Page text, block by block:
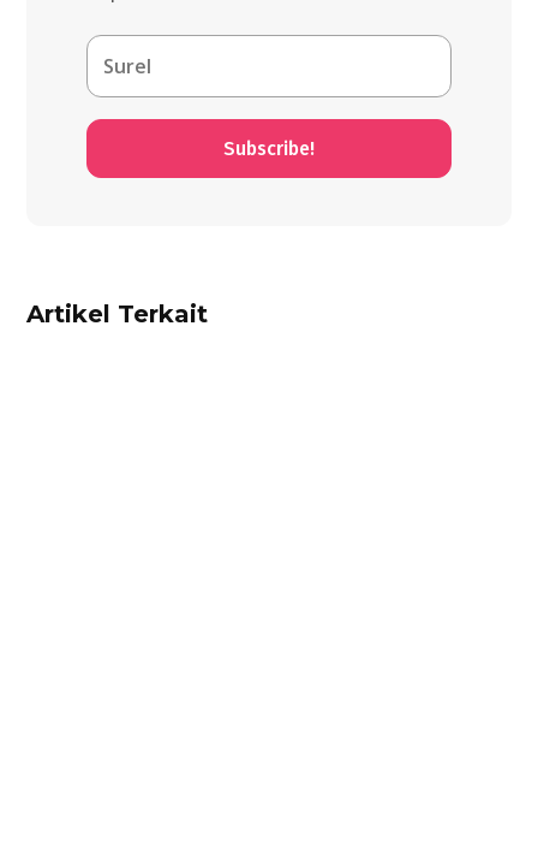
Subscribe!
Artikel Terkait